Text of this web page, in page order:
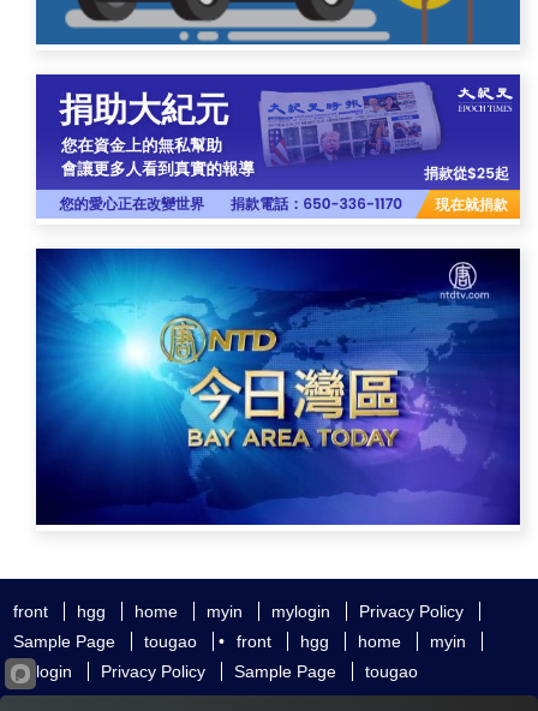
front hgg home myin mylogin
Privacy Policy
Sample Page
tougao • front hgg home
myin
mylogin
Privacy Policy Sample Page tougao